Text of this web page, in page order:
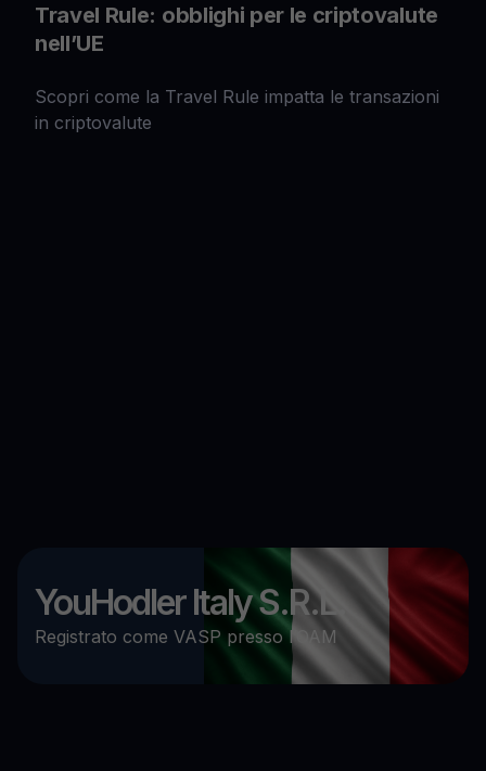
Travel Rule: obblighi per le criptovalute
nell’UE
Scopri come la Travel Rule impatta le transazioni
in criptovalute
YouHodler Italy S.R.L.
Registrato come VASP presso l’OAM